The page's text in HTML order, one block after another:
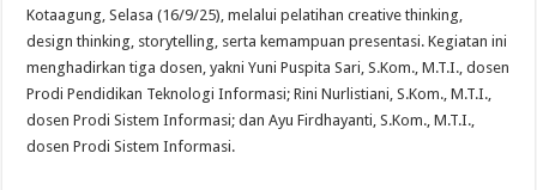
Kotaagung, Selasa (16/9/25), melalui pelatihan creative thinking,
design thinking, storytelling, serta kemampuan presentasi. Kegiatan ini
menghadirkan tiga dosen, yakni Yuni Puspita Sari, S.Kom., M.T.I., dosen
Prodi Pendidikan Teknologi Informasi; Rini Nurlistiani, S.Kom., M.T.I.,
dosen Prodi Sistem Informasi; dan Ayu Firdhayanti, S.Kom., M.T.I.,
dosen Prodi Sistem Informasi.